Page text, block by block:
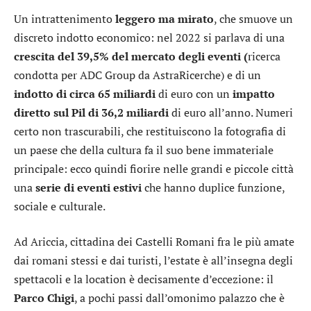
Un intrattenimentoleggero ma mirato, che smuove un
discreto indotto economico: nel 2022 si parlava di una
crescita del 39,5% del mercato degli eventi (ricerca
condotta per ADC Group da AstraRicerche) e di un
indotto di circa 65 miliardidi euro con un impatto
diretto sul Pil di 36,2 miliardidi euro all’anno. Numeri
certo non trascurabili, che restituiscono la fotografia di
un paese che della cultura fa il suo bene immateriale
principale: ecco quindi fiorire nelle grandi e piccole città
unaserie di eventi estiviche hanno duplice funzione,
sociale e culturale.
Ad Ariccia, cittadina dei Castelli Romani fra le più amate
dai romani stessi e dai turisti, l’estate è all’insegna degli
spettacoli e la location è decisamente d’eccezione: il
Parco Chigi, a pochi passi dall’omonimo palazzo che è